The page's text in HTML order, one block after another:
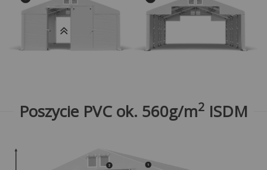
Poszycie PVC ok. 560g/m2 ISDM